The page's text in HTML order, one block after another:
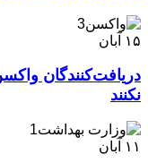
۱۵ آبان
دریافت‌کنندگان
نکنند
۱۱ آبان